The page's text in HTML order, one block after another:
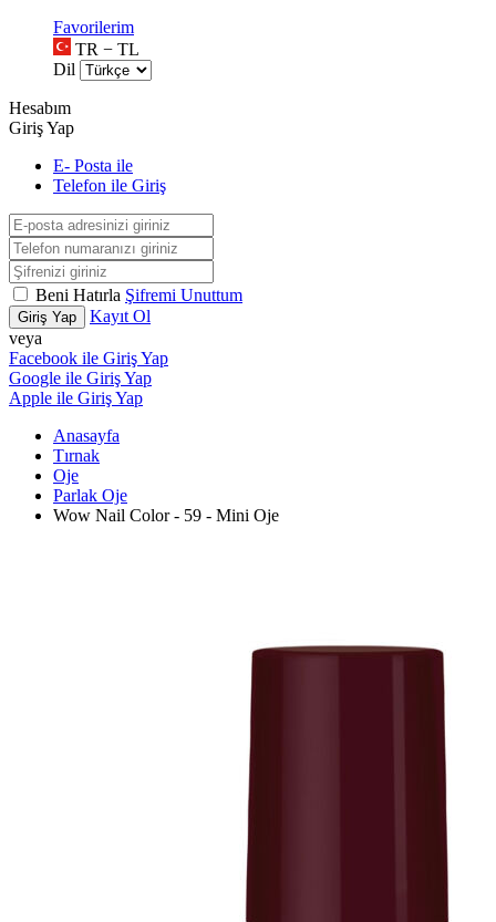
Favorilerim
TR − TL
Dil
Hesabım
Giriş Yap
E- Posta ile
Telefon ile Giriş
Beni Hatırla Şifremi Unuttum
Giriş Yap
Kayıt Ol
veya
Facebook ile Giriş Yap
Google ile Giriş Yap
Apple ile Giriş Yap
Anasayfa
Tırnak
Oje
Parlak Oje
Wow Nail Color - 59 - Mini Oje